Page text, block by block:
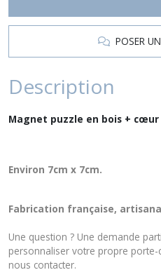
POSER
Description
Magnet puzzle en bois + cœur
Environ 7cm x 7cm.
Fabrication française,
Une question ? Une demande
personnaliser votre propre porte-
nous contacter.